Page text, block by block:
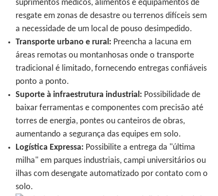
suprimentos médicos, alimentos e equipamentos de
resgate em zonas de desastre ou terrenos difíceis sem
a necessidade de um local de pouso desimpedido.
Transporte urbano e rural: Preencha a lacuna em
áreas remotas ou montanhosas onde o transporte
tradicional é limitado, fornecendo entregas confiáveis ​​
ponto a ponto.
Suporte à infraestrutura industrial: Possibilidade de
baixar ferramentas e componentes com precisão até
torres de energia, pontes ou canteiros de obras,
aumentando a segurança das equipes em solo.
Logística Expressa: Possibilite a entrega da "última
milha" em parques industriais, campi universitários ou
ilhas com desengate automatizado por contato com o
solo.